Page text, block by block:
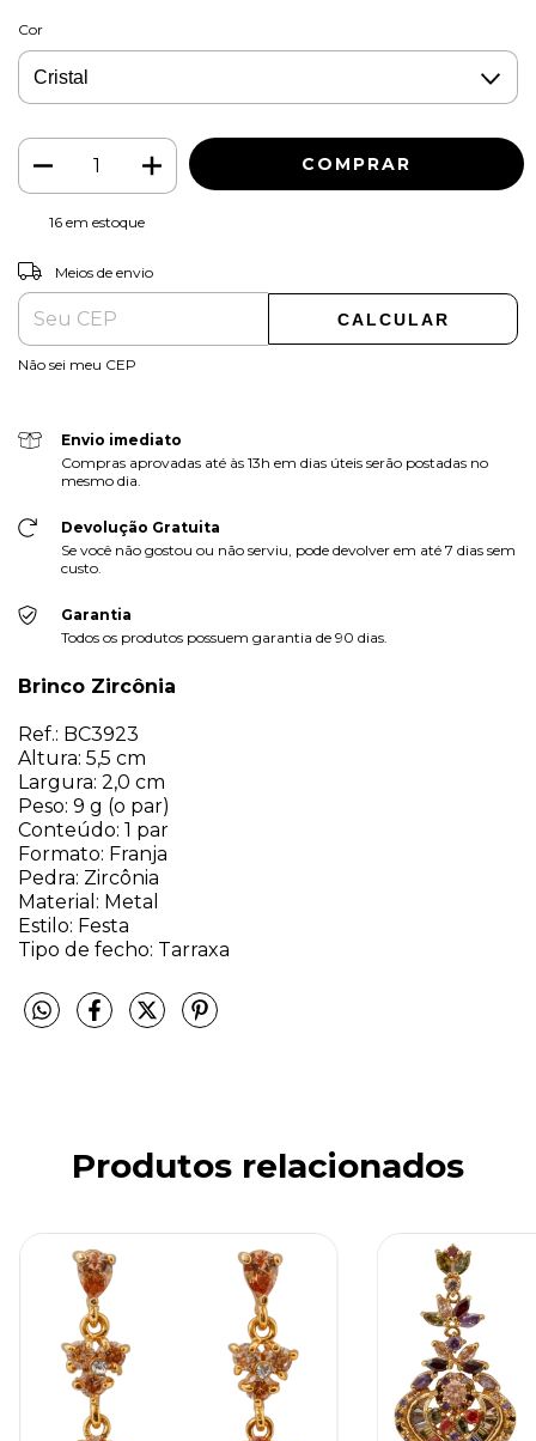
Cor
16 em estoque
Entregas para o CEP:
Meios de envio
CALCULAR
Não sei meu CEP
Envio imediato
Compras aprovadas até às 13h em dias úteis serão postadas no
mesmo dia.
Devolução Gratuita
Se você não gostou ou não serviu, pode devolver em até 7 dias sem
custo.
Garantia
Todos os produtos possuem garantia de 90 dias.
Brinco Zircônia
Ref.: BC3923
Altura: 5,5 cm
Largura: 2,0 cm
Peso: 9 g (o par)
Conteúdo: 1 par
Formato: Franja
Pedra: Zircônia
Material: Metal
Estilo: Festa
Tipo de fecho: Tarraxa
Produtos relacionados